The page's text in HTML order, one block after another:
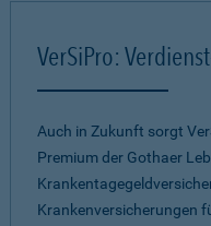
VerSiPro:
Auch in Zukunft sorgt
Premium der Gothaer
Krankenversicherungen